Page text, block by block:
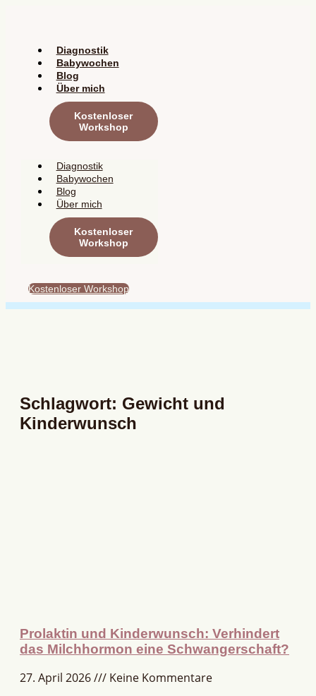
Diagnostik
Babywochen
Blog
Über mich
Kostenloser
Workshop
Diagnostik
Babywochen
Blog
Über mich
Kostenloser
Workshop
Kostenloser Workshop
Schlagwort: Gewicht und
Kinderwunsch
Prolaktin und Kinderwunsch: Verhindert
das Milchhormon eine Schwangerschaft?
27. April 2026
Keine Kommentare